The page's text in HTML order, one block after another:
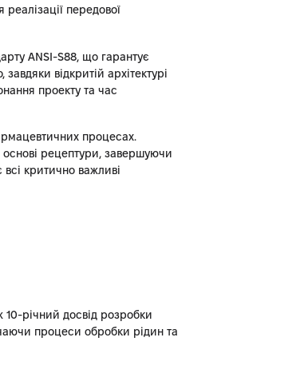
реалізації передової
ANSI-S88, що гарантує
відкритій архітектурі
проекту та час
процесах.
основі рецептури, завершуючи
критично важливі
10-річний досвід розробки
процеси обробки рідин та